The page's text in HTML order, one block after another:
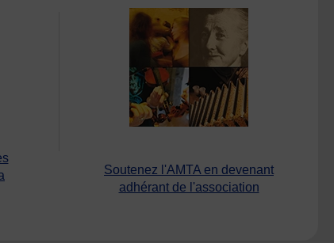
Soutenez l'AMTA en devenant
adhérant de l'association